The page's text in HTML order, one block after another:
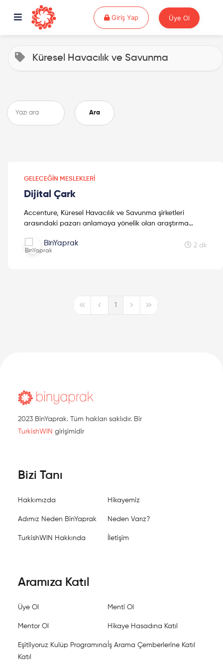
Giriş YapGiriş Yap Üye Ol
Küresel Havacılık ve Savunma
Ara
GELECEĞIN MESLEKLERI
Dijital Çark
Accenture, Küresel Havacılık ve Savunma şirketleri
arasındaki pazarı anlamaya yönelik olan araştırma
"Dijital İkiz" kavramlarıyla ilgili hazırlığı ve adaptasyonu
hakkında bilgi edinmek için okumaya devam et!
BinYaprak 2 dk
First PagePrevious Page
1
Next PageLast Page
2023 BinYaprak. Tüm hakları saklıdır. Bir
TurkishWIN girişimidir
Bizi Tanı
Hakkımızda Hikayemiz
Adımız Neden BinYaprak Neden Varız?
TurkishWIN Hakkında İletişim
Aramıza Katıl
Üye Ol Menti Ol
Mentor Ol Hikaye Hasadına Katıl
Eşitliyoruz Kulüp Programına
Katıl
İş Arama Çemberlerine Katıl